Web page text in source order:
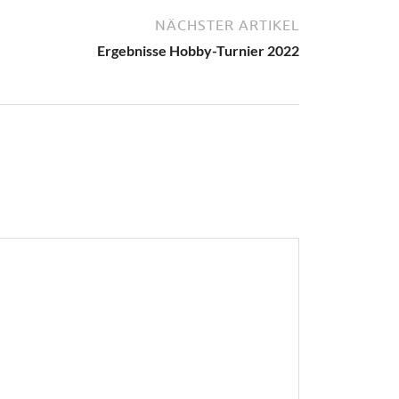
NÄCHSTER ARTIKEL
Ergebnisse Hobby-Turnier 2022